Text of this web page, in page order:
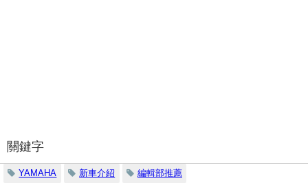
關鍵字
YAMAHA 新車介紹 編輯部推薦